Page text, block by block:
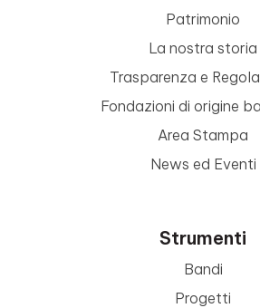
Patrimonio
La nostra storia
Trasparenza e
Fondazioni di origine
Area Stampa
News ed Eventi
Strumenti
Bandi
Progetti